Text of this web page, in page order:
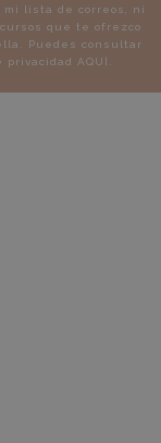
lista de correos, ni
que te ofrezco
Puedes consultar
privacidad AQUÍ